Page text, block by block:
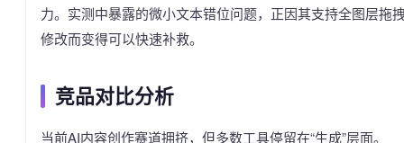
力。实测中暴露的微小文本错位问题，正因其支持全图层拖
修改而变得可以快速补救。
竞品对比分析
当前AI内容创作赛道拥挤，但多数工具停留在“生成”层面。